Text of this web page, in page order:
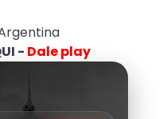
- Dale play